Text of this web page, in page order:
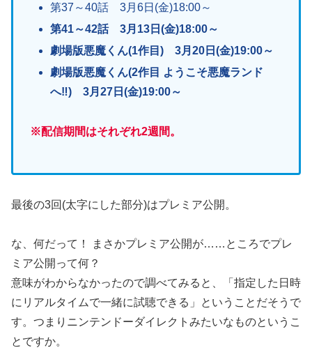
第37～40話 3月6日(金)18:00～
第41～42話 3月13日(金)18:00～
劇場版悪魔くん(1作目) 3月20日(金)19:00～
劇場版悪魔くん(2作目 ようこそ悪魔ランド
へ‼) 3月27日(金)19:00～
※配信期間はそれぞれ2週間。
最後の3回(太字にした部分)はプレミア公開。
な、何だって！ まさかプレミア公開が……ところでプレ
ミア公開って何？
意味がわからなかったので調べてみると、「指定した日時
にリアルタイムで一緒に試聴できる」ということだそうで
す。つまりニンテンドーダイレクトみたいなものというこ
とですか。